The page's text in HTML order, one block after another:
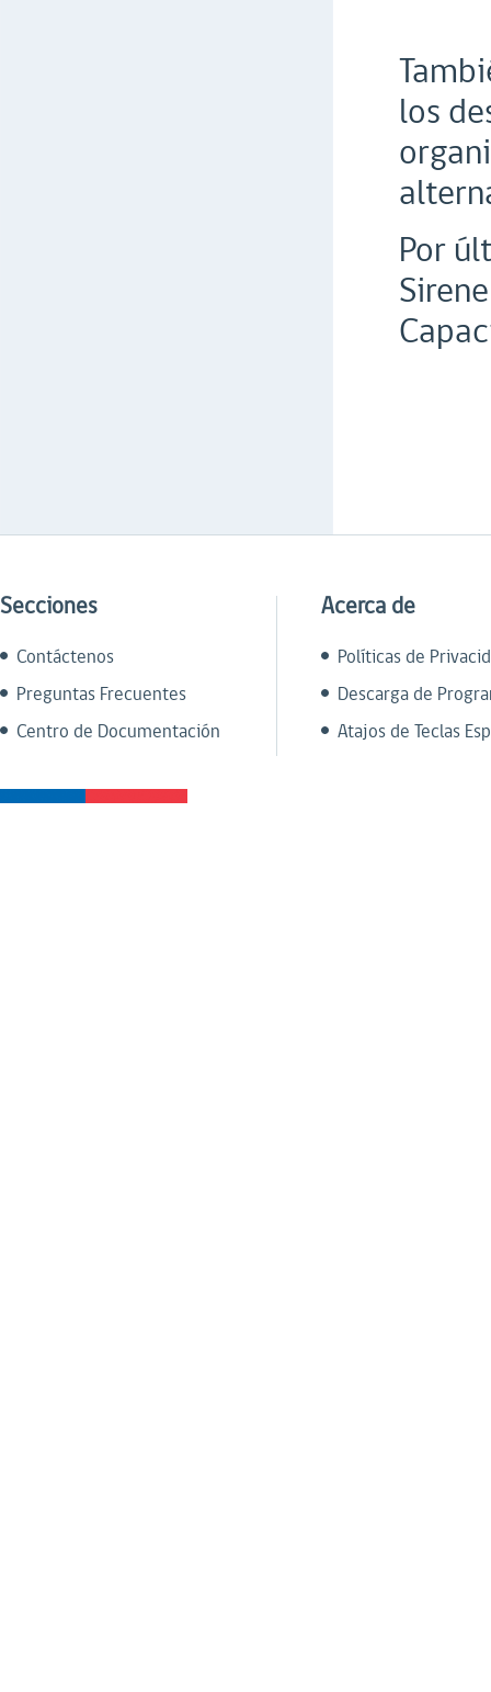
los
Por
Secciones
Contáctenos
Preguntas Frecuentes
Centro de Documentación
Acerca de
Políticas de
Descarga de
Atajos de Teclas